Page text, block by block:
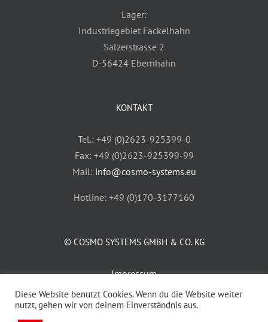
Lager:
Industriegebiet Fackelhahn
Sälzerstrasse 2
D-56424 Ebernhahn
KONTAKT
Tel.: +49 (0)2623-925399-0
Fax: +49 (0)2623-925399-99
Mail: info@cosmo-systems.eu
Hotline: +49 (0)170-3177160
© COSMO SYSTEMS GMBH & CO. KG
Impressum
AGB
Datenschutz
Diese Website benutzt Cookies. Wenn du die Website weiter
nutzt, gehen wir von deinem Einverständnis aus.